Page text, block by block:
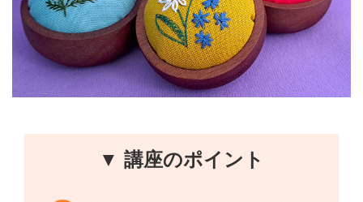
▼ 講座のポイント